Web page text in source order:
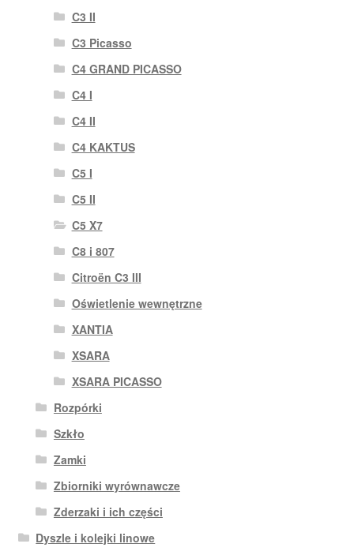
C3 II
C3 Picasso
C4 GRAND PICASSO
C4 I
C4 II
C4 KAKTUS
C5 I
C5 II
C5 X7
C8 i 807
Citroën C3 III
Oświetlenie wewnętrzne
XANTIA
XSARA
XSARA PICASSO
Rozpórki
Szkło
Zamki
Zbiorniki wyrównawcze
Zderzaki i ich części
Dyszle i kolejki linowe